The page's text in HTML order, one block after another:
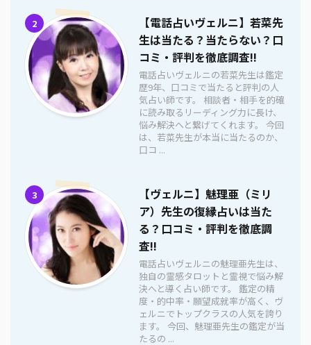
2
【電話占いヴェルニ】若菜先
生は当たる？当たらない？口
コミ・評判を徹底調査!!
電話占いヴェルニの若菜先生は鑑定
歴9年、口コミで当たると評判の人
気占い師です。 相談者・相手を的確
に読み取るリーディング力に長け、
悩み解決へと繋げてくれます。 今回
は、若菜先生が本当に当たるのか、
口コ ...
3
【ヴェルニ】魅理亜（ミリ
ア）先生の復縁占いは当た
る？口コミ・評判を徹底調
査!!
電話占いヴェルニの魅理亜先生は、
独自の霊感タロットと霊視で悩み解
決へと導く占い師です。 鑑定の精
度・的中率・願望成就率が高く、ヴ
ェルニでトップクラスの人気を誇り
ます。 今回、魅理亜先生の鑑定が当
たるの ...